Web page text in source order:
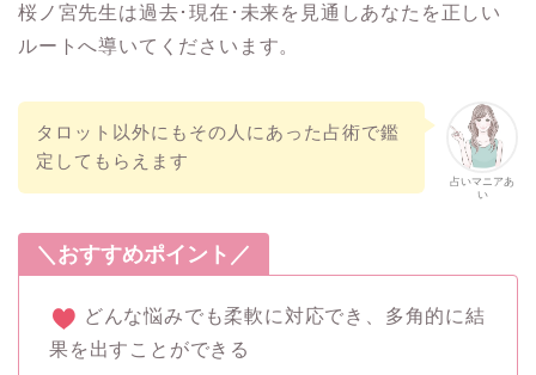
桜ノ宮先生は過去･現在･未来を見通しあなたを正しい
ルートへ導いてくださいます。
占いマニアあ
い
タロット以外にもその人にあった占術で鑑
定してもらえます
＼おすすめポイント／
どんな悩みでも柔軟に対応でき、多角的に結
果を出すことができる